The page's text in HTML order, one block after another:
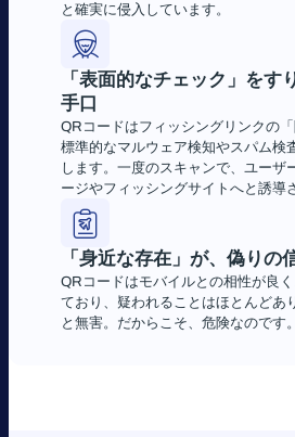
と確実に侵入しています。
「表面的なチェック」をす
手口
QRコードはフィッシングリンクの「
標準的なマルウェア検知やスパム検
します。一度のスキャンで、ユーザ
ージやフィッシングサイトへと誘導
「身近な存在」が、偽りの
QRコードはモバイルとの相性が良
ており、疑われることはほとんどあ
と無害。だからこそ、危険なのです。